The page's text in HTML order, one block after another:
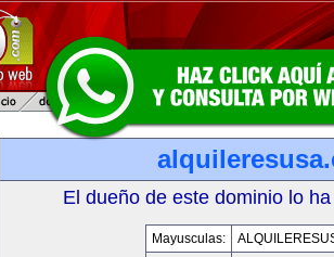
El dueño de este dominio lo
Mayusculas: